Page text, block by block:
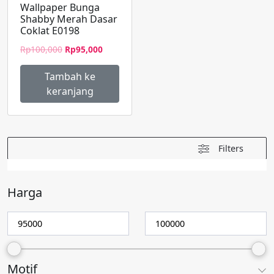
Wallpaper Bunga
Shabby Merah Dasar
Coklat E0198
Rp100,000 Harga
adalah:
Rp100,000.
Rp95,000Harga
Tambah ke
keranjang
Filters
Harga
Motif